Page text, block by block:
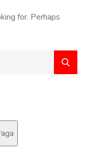
for. Perhaps